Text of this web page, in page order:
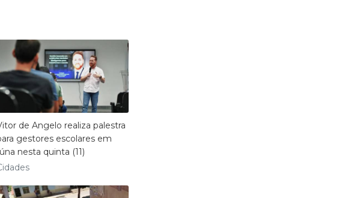
de Angelo realiza palestra
gestores escolares em
nesta quinta (11)